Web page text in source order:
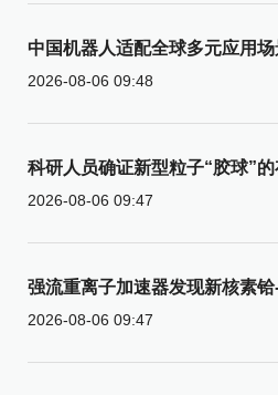
中国机器人适配全球多元应用场
2026-08-06 09:48
科研人员确证新型粒子“胶球”
2026-08-06 09:47
强流重离子加速器发现新核素
2026-08-06 09:47